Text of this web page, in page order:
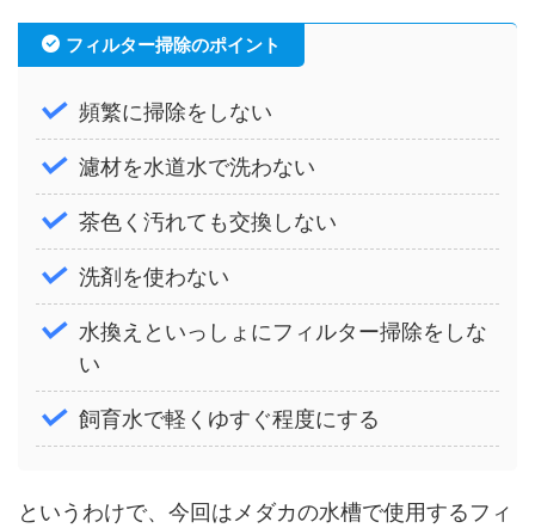
フィルター掃除のポイント
頻繁に掃除をしない
濾材を水道水で洗わない
茶色く汚れても交換しない
洗剤を使わない
水換えといっしょにフィルター掃除をしな
い
飼育水で軽くゆすぐ程度にする
というわけで、今回はメダカの水槽で使用するフィ